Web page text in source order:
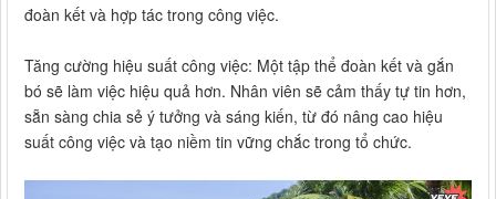
đoàn kết và hợp tác trong công việc.
Tăng cường hiệu suất công việc: Một tập thể đoàn kết và gắn
bó sẽ làm việc hiệu quả hơn. Nhân viên sẽ cảm thấy tự tin hơn,
sẵn sàng chia sẻ ý tưởng và sáng kiến, từ đó nâng cao hiệu
suất công việc và tạo niềm tin vững chắc trong tổ chức.